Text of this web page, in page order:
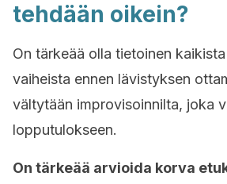
tehdään oikein?
On tärkeää olla tietoinen
vaiheista ennen lävistyksen
vältytään improvisoinnilta, joka
lopputulokseen.
On tärkeää arvioida korva